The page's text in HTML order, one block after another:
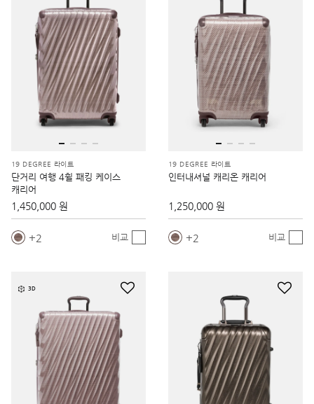
19 DEGREE 라이트
단거리 여행 4휠 패킹 케이스
캐리어
1,450,000 원
2 비교
19 DEGREE 라이트
인터내셔널 캐리온 캐리어
1,250,000 원
2 비교
3D